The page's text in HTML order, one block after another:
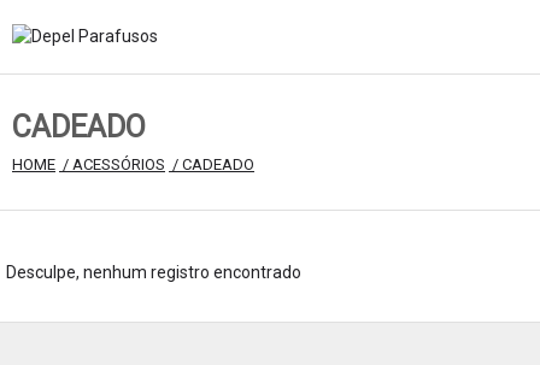
CADEADO
HOME / ACESSÓRIOS / CADEADO
Desculpe, nenhum registro encontrado